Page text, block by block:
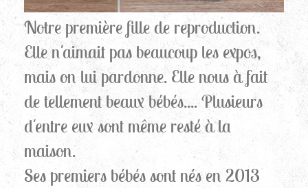
Notre première fille de reproduction.
Elle n'aimait pas beaucoup les expos,
mais on lui pardonne. Elle nous à fait
de tellement beaux bébés.... Plusieurs
d'entre eux sont même resté à la
maison.
Ses premiers bébés sont nés en 2013